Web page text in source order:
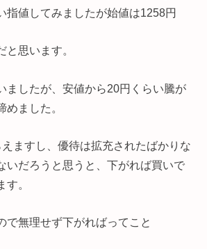
指値してみましたが始値は1258円
と思います。
ましたが、安値から20円くらい騰が
めました。
ますし、優待は拡充されたばかりな
いだろうと思うと、下がれば買いで
。
で無理せず下がればってこと